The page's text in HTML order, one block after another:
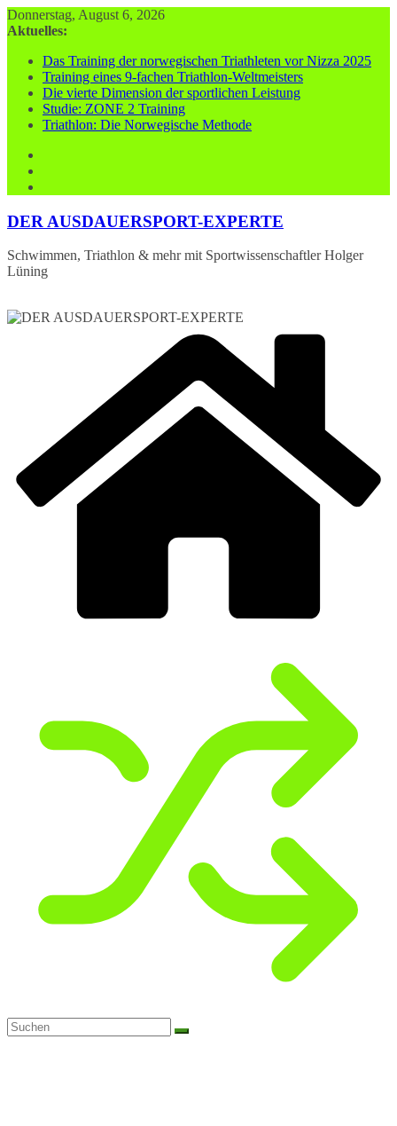
Zum
Inhalt
Donnerstag, August 6, 2026
Aktuelles:
Das Training der norwegischen Triathleten vor Nizza 2025
Training eines 9-fachen Triathlon-Weltmeisters
Die vierte Dimension der sportlichen Leistung
Studie: ZONE 2 Training
Triathlon: Die Norwegische Methode
DER AUSDAUERSPORT-EXPERTE
Schwimmen, Triathlon & mehr mit Sportwissenschaftler Holger
Lüning